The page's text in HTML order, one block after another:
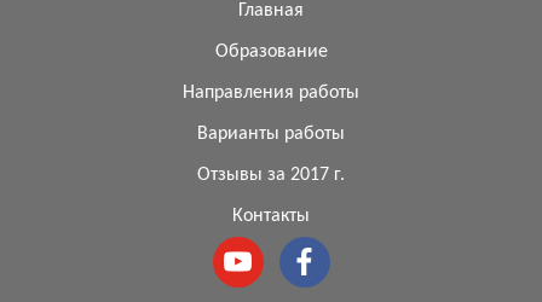
Главная
Образование
Направления работы
Варианты работы
Отзывы за 2017 г.
Контакты